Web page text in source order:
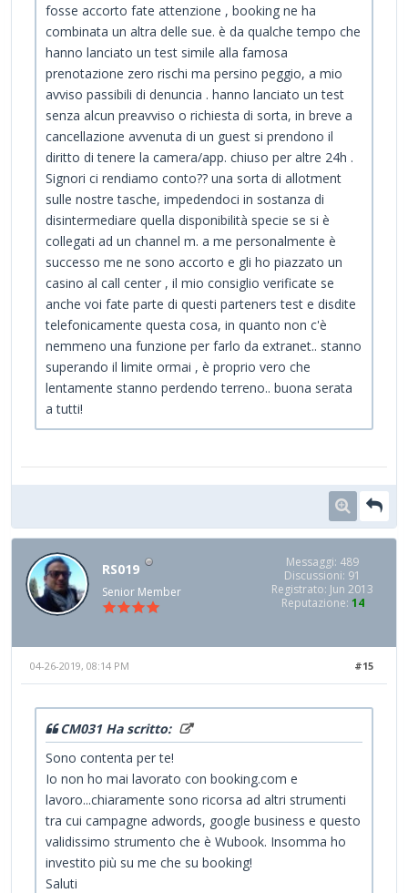
fosse accorto fate attenzione , booking ne ha
combinata un altra delle sue. è da qualche tempo che
hanno lanciato un test simile alla famosa
prenotazione zero rischi ma persino peggio, a mio
avviso passibili di denuncia . hanno lanciato un test
senza alcun preavviso o richiesta di sorta, in breve a
cancellazione avvenuta di un guest si prendono il
diritto di tenere la camera/app. chiuso per altre 24h .
Signori ci rendiamo conto?? una sorta di allotment
sulle nostre tasche, impedendoci in sostanza di
disintermediare quella disponibilità specie se si è
collegati ad un channel m. a me personalmente è
successo me ne sono accorto e gli ho piazzato un
casino al call center , il mio consiglio verificate se
anche voi fate parte di questi parteners test e disdite
telefonicamente questa cosa, in quanto non c'è
nemmeno una funzione per farlo da extranet.. stanno
superando il limite ormai , è proprio vero che
lentamente stanno perdendo terreno.. buona serata
a tutti!
RS019
Senior Member
Messaggi: 489
Discussioni: 91
Registrato: Jun 2013
Reputazione: 14
#15
04-26-2019, 08:14 PM
CM031 Ha scritto:
Sono contenta per te!
Io non ho mai lavorato con booking.com e
lavoro...chiaramente sono ricorsa ad altri strumenti
tra cui campagne adwords, google business e questo
validissimo strumento che è Wubook. Insomma ho
investito più su me che su booking!
Saluti